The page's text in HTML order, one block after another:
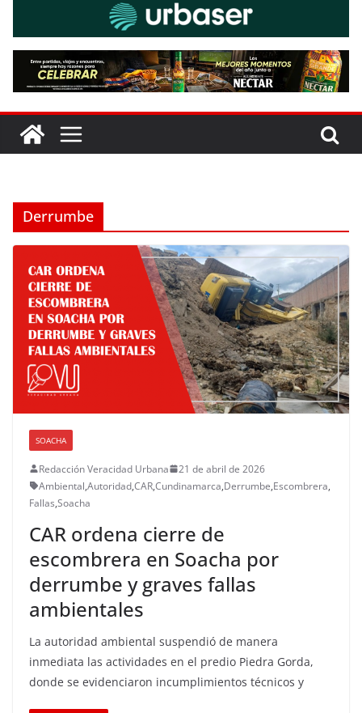
Derrumbe
SOACHA
Redacción Veracidad Urbana
21 de abril de 2026
Ambiental,Autoridad,CAR,Cundinamarca,Derrumbe,Escombrera,
Fallas,Soacha
CAR ordena cierre de
escombrera en Soacha por
derrumbe y graves fallas
ambientales
La autoridad ambiental suspendió de manera
inmediata las actividades en el predio Piedra Gorda,
donde se evidenciaron incumplimientos técnicos y